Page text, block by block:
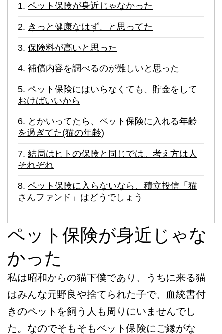
ペット保険が身近じゃなかった
きっと健康なはず、と思ってた
保険料が高いと思った
補償内容を調べるのが難しいと思った
ペット保険にはいらなくても、貯金をして
おけばいいから
とかいってたら、ペット保険に入れる年齢
を過ぎてた(猫の年齢)
結局はヒトの保険と同じでは。考え方は人
それぞれ
ペット保険に入らないなら、積立投信「猫
さんファンド」はどうでしょう
ペット保険が身近じゃな
かった
私は昭和からの猫下僕であり、うちに来る猫
はみんな元野良や捨てられた子で、血統書付
きのペットを飼う人も周りにいませんでし
た。なのでそもそもペット保険にご縁がな